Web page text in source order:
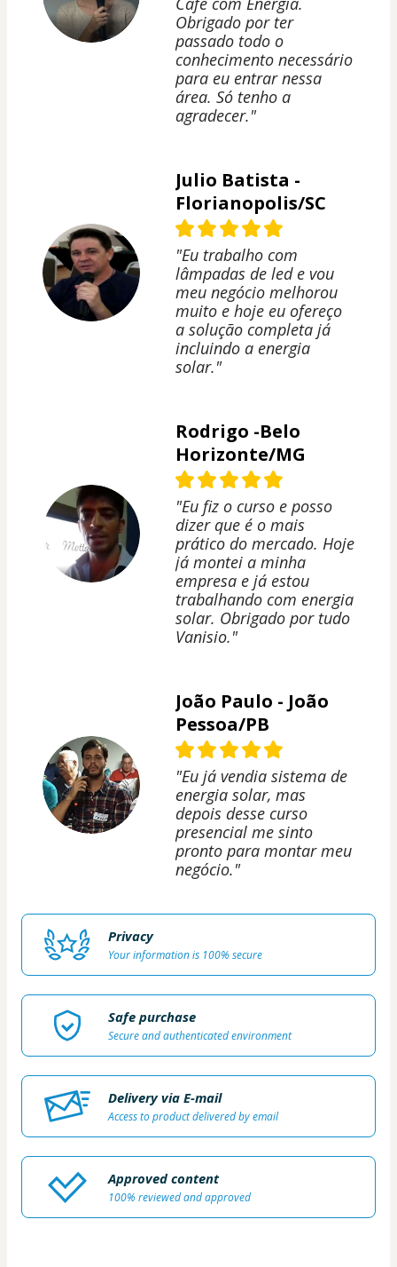
Obrigado por ter
passado todo o
conhecimento necessário
para eu entrar nessa
área. Só tenho a
agradecer."
Julio Batista -
Florianopolis/SC
"Eu trabalho com
lâmpadas de led e vou
meu negócio melhorou
muito e hoje eu ofereço
a solução completa já
incluindo a energia
solar."
Rodrigo -Belo
Horizonte/MG
"Eu fiz o curso e posso
dizer que é o mais
prático do mercado. Hoje
já montei a minha
empresa e já estou
trabalhando com energia
solar. Obrigado por tudo
Vanisio."
João Paulo - João
Pessoa/PB
"Eu já vendia sistema de
energia solar, mas
depois desse curso
presencial me sinto
pronto para montar meu
negócio."
Privacy
Your information is 100% secure
Safe purchase
Secure and authenticated environment
Delivery via E-mail
Access to product delivered by email
Approved content
100% reviewed and approved